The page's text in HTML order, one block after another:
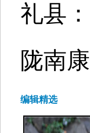
礼县
陇南
编辑精选